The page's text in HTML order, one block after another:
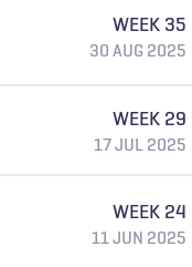
WEEK 35
30 AUG 2025
WEEK 29
17 JUL 2025
WEEK 24
11 JUN 2025